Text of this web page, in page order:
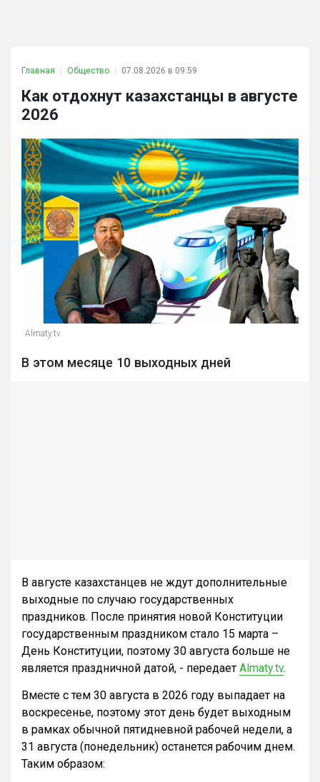
Главная Общество 07.08.2026 в 09:59
Как отдохнут казахстанцы в августе
2026
Almaty.tv
В этом месяце 10 выходных дней
В августе казахстанцев не ждут дополнительные
выходные по случаю государственных
праздников. После принятия новой Конституции
государственным праздником стало 15 марта –
День Конституции, поэтому 30 августа больше не
является праздничной датой, - передает Almaty.tv.
Вместе с тем 30 августа в 2026 году выпадает на
воскресенье, поэтому этот день будет выходным
в рамках обычной пятидневной рабочей недели, а
31 августа (понедельник) останется рабочим днем.
Таким образом: